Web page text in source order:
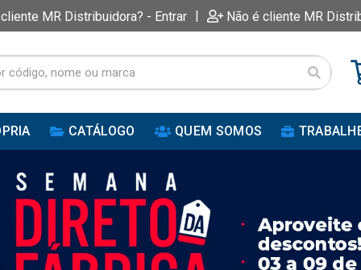
MR Distribuidora? - Entrar | Não é cliente MR
CATÁLOGO QUEM SOMOS